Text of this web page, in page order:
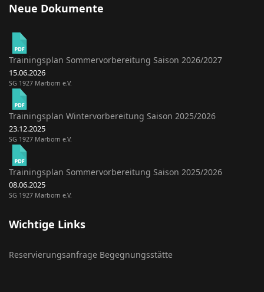
Neue Dokumente
Trainingsplan Sommervorbereitung Saison 2026/2027
15.06.2026
SG 1927 Marborn e.V.
Trainingsplan Wintervorbereitung Saison 2025/2026
23.12.2025
SG 1927 Marborn e.V.
Trainingsplan Sommervorbereitung Saison 2025/2026
08.06.2025
SG 1927 Marborn e.V.
Wichtige Links
Reservierungsanfrage Begegnungsstätte